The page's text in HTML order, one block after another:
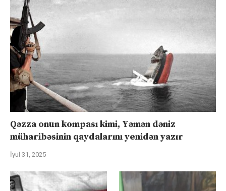
Qəzza onun kompası kimi, Yəmən dəniz
müharibəsinin qaydalarını yenidən yazır
İyul 31, 2025